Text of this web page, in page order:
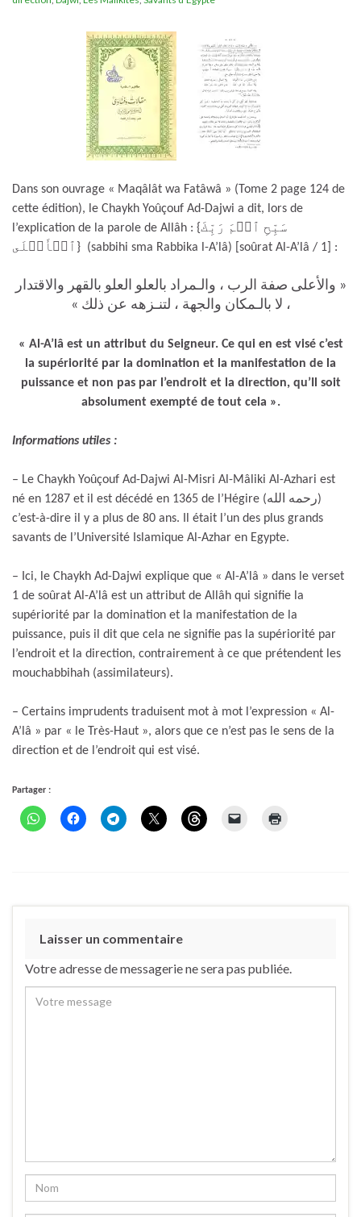
Dans son ouvrage « Maqâlât wa Fatâwâ » (Tome 2 page 124 de
cette édition), le Chaykh Yoûçouf Ad-Dajwi a dit, lors de
l’explication de la parole de Allâh : {سَبِّحِ ٱسۡمَ رَبِّكَ
ٱلۡأَعۡلَى} (sabbihi sma Rabbika l-A’lâ) [soûrat Al-A’lâ / 1] :
« والأعلى صفة الرب ، والـمراد بالعلو العلو بالقهر والاقتدار
، لا بالـمكان والجهة ، لتنـزهه عن ذلك »
« Al-A’lâ est un attribut du Seigneur. Ce qui en est visé c’est
la supériorité par la domination et la manifestation de la
puissance et non pas par l’endroit et la direction, qu’Il soit
absolument exempté de tout cela ».
Informations utiles :
– Le Chaykh Yoûçouf Ad-Dajwi Al-Misri Al-Mâliki Al-Azhari est
né en 1287 et il est décédé en 1365 de l’Hégire (رحمه الله)
c’est-à-dire il y a plus de 80 ans. Il était l’un des plus grands
savants de l’Université Islamique Al-Azhar en Egypte.
– Ici, le Chaykh Ad-Dajwi explique que « Al-A’lâ » dans le verset
1 de soûrat Al-A’lâ est un attribut de Allâh qui signifie la
supériorité par la domination et la manifestation de la
puissance, puis il dit que cela ne signifie pas la supériorité par
l’endroit et la direction, contrairement à ce que prétendent les
mouchabbihah (assimilateurs).
– Certains imprudents traduisent mot à mot l’expression « Al-
A’lâ » par « le Très-Haut », alors que ce n’est pas le sens de la
direction et de l’endroit qui est visé.
Partager :
Laisser un commentaire
Votre adresse de messagerie ne sera pas publiée.